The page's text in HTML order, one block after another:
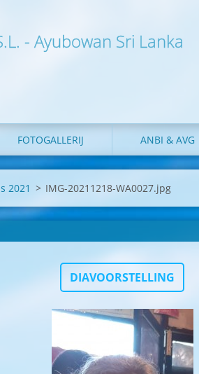
- Ayubowan Sri Lanka
FOTOGALLERIJ ANBI & AVG
2021 > IMG-20211218-WA0027.jpg
DIAVOORSTELLING